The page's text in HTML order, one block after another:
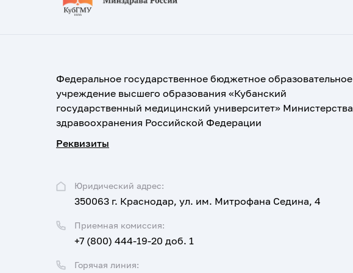
Федеральное государственное бюджетное образовательное
учреждение высшего образования «Кубанский
государственный медицинский университет» Министерства
здравоохранения Российской Федерации
Реквизиты
Юридический адрес:
350063 г. Краснодар, ул. им. Митрофана Седина, 4
Приемная комиссия:
+7 (800) 444-19-20 доб. 1
Горячая линия: